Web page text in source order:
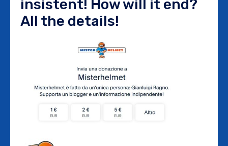
insistent! How will it end?
All the details!